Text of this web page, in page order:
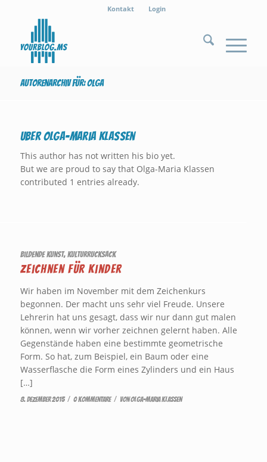
Kontakt Login
Autorenarchiv für: Olga
ÜberOlga-Maria Klassen
This author has not written his bio yet.
But we are proud to say that Olga-Maria Klassen
contributed 1 entries already.
Bildende Kunst, Kulturrucksack
Zeichnen für Kinder
Wir haben im November mit dem Zeichenkurs
begonnen. Der macht uns sehr viel Freude. Unsere
Lehrerin hat uns gesagt, dass wir nur dann gut malen
können, wenn wir vorher zeichnen gelernt haben. Alle
Gegenstände haben eine bestimmte geometrische
Form. So hat, zum Beispiel, ein Baum oder eine
Wasserflasche die Form eines Zylinders und ein Haus
[…]
8. Dezember 2015 / 0 Kommentare / vonOlga-Maria Klassen